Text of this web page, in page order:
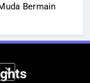
Bermain